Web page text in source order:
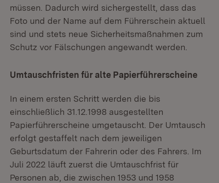
müssen. Dadurch wird sichergestellt, dass das
Foto und der Name auf dem Führerschein aktuell
sind und stets neue Sicherheitsmaßnahmen zum
Schutz vor Fälschungen angewandt werden.
Umtauschfristen für alte Papierführerscheine
In einem ersten Schritt werden die bis
einschließlich 31.12.1998 ausgestellten
Papierführerscheine umgetauscht. Der Umtausch
erfolgt gestaffelt nach dem jeweiligen
Geburtsdatum der Fahrerin oder des Fahrers. Im
Juli 2022 läuft zuerst die Umtauschfrist für
Personen ab, die zwischen 1953 und 1958